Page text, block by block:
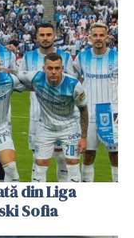
din Liga
Sofia